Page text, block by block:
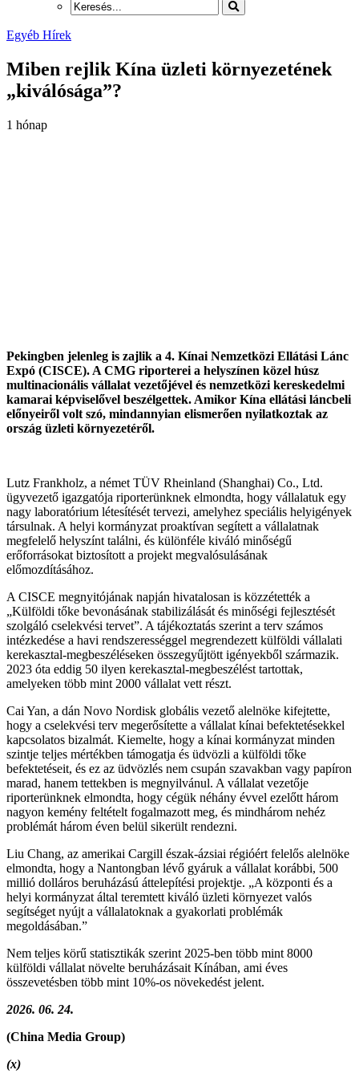
Egyéb Hírek
Miben rejlik Kína üzleti környezetének
„kiválósága”?
1 hónap
Pekingben jelenleg is zajlik a 4. Kínai Nemzetközi Ellátási Lánc
Expó (CISCE). A CMG riporterei a helyszínen közel húsz
multinacionális vállalat vezetőjével és nemzetközi kereskedelmi
kamarai képviselővel beszélgettek. Amikor Kína ellátási láncbeli
előnyeiről volt szó, mindannyian elismerően nyilatkoztak az
ország üzleti környezetéről.
Lutz Frankholz, a német TÜV Rheinland (Shanghai) Co., Ltd.
ügyvezető igazgatója riporterünknek elmondta, hogy vállalatuk egy
nagy laboratórium létesítését tervezi, amelyhez speciális helyigények
társulnak. A helyi kormányzat proaktívan segített a vállalatnak
megfelelő helyszínt találni, és különféle kiváló minőségű
erőforrásokat biztosított a projekt megvalósulásának
előmozdításához.
A CISCE megnyitójának napján hivatalosan is közzétették a
„Külföldi tőke bevonásának stabilizálását és minőségi fejlesztését
szolgáló cselekvési tervet”. A tájékoztatás szerint a terv számos
intézkedése a havi rendszerességgel megrendezett külföldi vállalati
kerekasztal-megbeszéléseken összegyűjtött igényekből származik.
2023 óta eddig 50 ilyen kerekasztal-megbeszélést tartottak,
amelyeken több mint 2000 vállalat vett részt.
Cai Yan, a dán Novo Nordisk globális vezető alelnöke kifejtette,
hogy a cselekvési terv megerősítette a vállalat kínai befektetésekkel
kapcsolatos bizalmát. Kiemelte, hogy a kínai kormányzat minden
szintje teljes mértékben támogatja és üdvözli a külföldi tőke
befektetéseit, és ez az üdvözlés nem csupán szavakban vagy papíron
marad, hanem tettekben is megnyilvánul. A vállalat vezetője
riporterünknek elmondta, hogy cégük néhány évvel ezelőtt három
nagyon kemény feltételt fogalmazott meg, és mindhárom nehéz
problémát három éven belül sikerült rendezni.
Liu Chang, az amerikai Cargill észak-ázsiai régióért felelős alelnöke
elmondta, hogy a Nantongban lévő gyáruk a vállalat korábbi, 500
millió dolláros beruházású áttelepítési projektje. „A központi és a
helyi kormányzat által teremtett kiváló üzleti környezet valós
segítséget nyújt a vállalatoknak a gyakorlati problémák
megoldásában.”
Nem teljes körű statisztikák szerint 2025-ben több mint 8000
külföldi vállalat növelte beruházásait Kínában, ami éves
összevetésben több mint 10%-os növekedést jelent.
2026. 06. 24.
(China Media Group)
(x)